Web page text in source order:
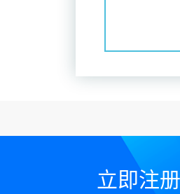
立即注